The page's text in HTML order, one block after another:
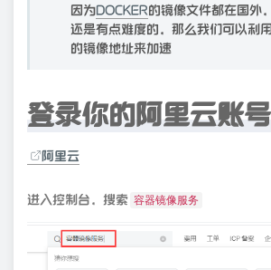
因为DOCKER的镜像文件都在国外
还是有点难度的，那么我们可以利用
的镜像地址来加速
登录你的阿里云账号
阿里云
进入控制台，搜索 容器镜像服务